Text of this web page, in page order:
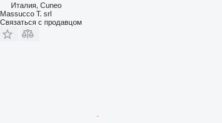
Италия, Cuneo
Massucco T. srl
Связаться с продавцом